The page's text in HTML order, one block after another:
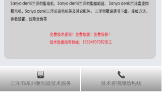
뀣
三洋RS系列驱动器技术服务
끅
技术咨询现场热线